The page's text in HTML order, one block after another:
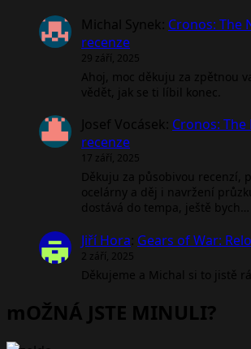
Michal Synek: Cronos: The
recenze
29 září, 2025
Ahoj, moc děkuju za zpětnou
vědět, jak se ti líbil konec.
Josef Vocásek: Cronos:
recenze
17 září, 2025
Děkuju za působivou recenzí,
ocelárny a děj i navržení
dostává do tempa, ještě bych…
Jiří Hora: Gears of War:
2 září, 2025
Děkujeme a Michal si to jistě
mOŽNÁ JSTE MINULI?